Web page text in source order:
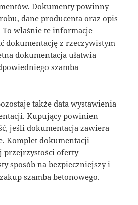
Dokumenty powinny
dane producenta oraz opis
właśnie te informacje
dokumentację z rzeczywistym
dokumentacja ułatwia
szamba
także data wystawienia
Kupujący powinien
jeśli dokumentacja zawiera
Komplet dokumentacji
przejrzystości oferty
sposób na bezpieczniejszy i
szamba betonowego.